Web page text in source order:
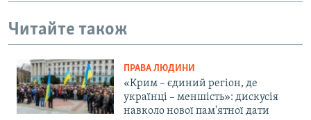
Читайте також
ПРАВА ЛЮДИНИ
«Крим – єдиний регіон, де
українці – меншість»: дискусія
навколо нової пам'ятної дати